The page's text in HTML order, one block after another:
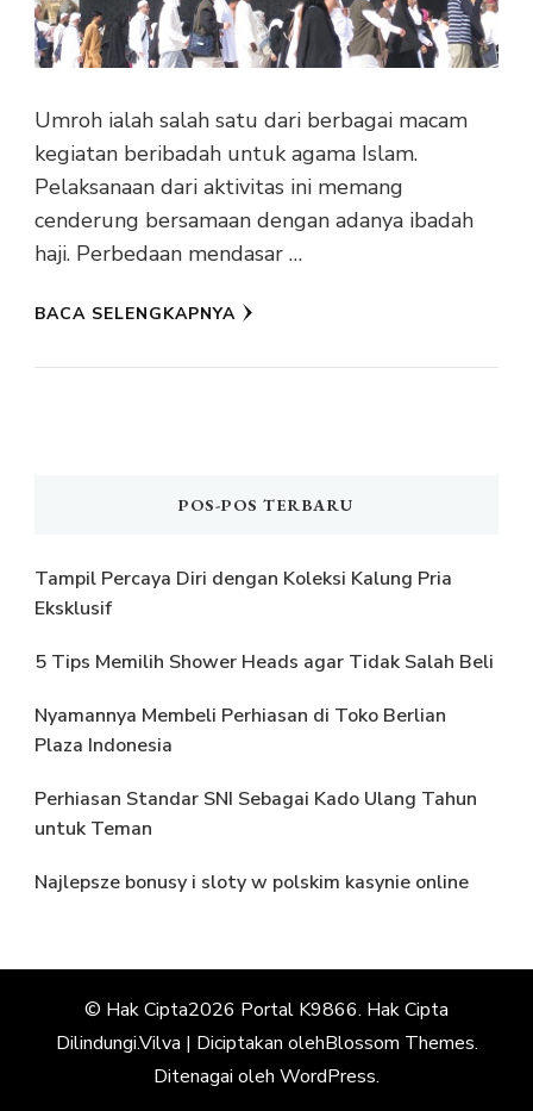
Umroh ialah salah satu dari berbagai macam
kegiatan beribadah untuk agama Islam.
Pelaksanaan dari aktivitas ini memang
cenderung bersamaan dengan adanya ibadah
haji. Perbedaan mendasar …
BACA SELENGKAPNYA
POS-POS TERBARU
Tampil Percaya Diri dengan Koleksi Kalung Pria
Eksklusif
5 Tips Memilih Shower Heads agar Tidak Salah Beli
Nyamannya Membeli Perhiasan di Toko Berlian
Plaza Indonesia
Perhiasan Standar SNI Sebagai Kado Ulang Tahun
untuk Teman
Najlepsze bonusy i sloty w polskim kasynie online
© Hak Cipta2026 Portal K9866. Hak Cipta
Dilindungi.Vilva | Diciptakan olehBlossom Themes.
Ditenagai oleh WordPress.